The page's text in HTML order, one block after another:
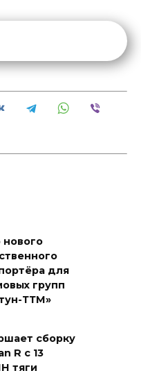
нового
для
групп
ТТМ»
сборку
R с 13
тяги